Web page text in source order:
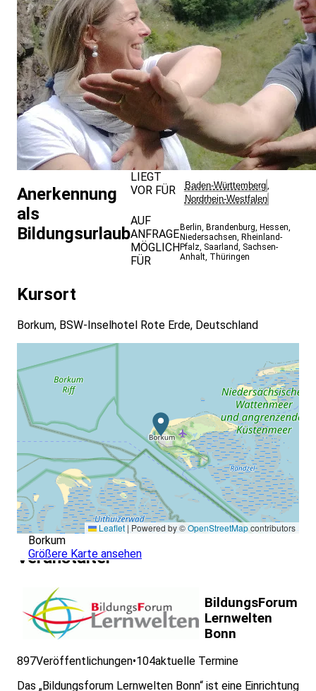
Anerkennung
als
Bildungsurlaub
LIEGT
VOR FÜR
Baden-Württemberg,
Nordrhein-Westfalen
AUF
ANFRAGE
MÖGLICH
FÜR
Berlin, Brandenburg, Hessen,
Niedersachsen, Rheinland-
Pfalz, Saarland, Sachsen-
Anhalt, Thüringen
Kursort
Borkum, BSW-Inselhotel Rote Erde, Deutschland
Leaflet | Powered by ©OpenStreetMapcontributors
Borkum
Größere Karte ansehen
Veranstalter
BildungsForum
Lernwelten
Bonn
897Veröffentlichungen•104aktuelle Termine
Das „Bildungsforum Lernwelten Bonn“ ist eine Einrichtung